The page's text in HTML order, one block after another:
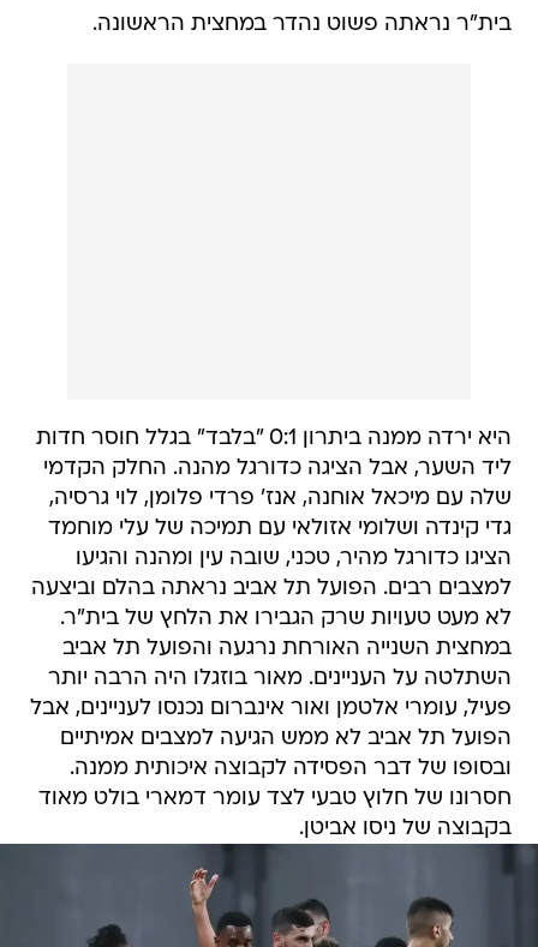
בית"ר נראתה פשוט נהדר במחצית הראשונה.
היא ירדה ממנה ביתרון 0:1 "בלבד" בגלל חוסר חדות
ליד השער, אבל הציגה כדורגל מהנה. החלק הקדמי
שלה עם מיכאל אוחנה, אנז' פרדי פלומן, לוי גרסיה,
גדי קינדה ושלומי אזולאי עם תמיכה של עלי מוחמד
הציגו כדורגל מהיר, טכני, שובה עין ומהנה והגיעו
למצבים רבים. הפועל תל אביב נראתה בהלם וביצעה
לא מעט טעויות שרק הגבירו את הלחץ של בית"ר.
במחצית השנייה האורחת נרגעה והפועל תל אביב
השתלטה על העניינים. מאור בוזגלו היה הרבה יותר
פעיל, עומרי אלטמן ואור אינברום נכנסו לעניינים, אבל
הפועל תל אביב לא ממש הגיעה למצבים אמיתיים
ובסופו של דבר הפסידה לקבוצה איכותית ממנה.
חסרונו של חלוץ טבעי לצד עומר דמארי בולט מאוד
בקבוצה של ניסו אביטן.